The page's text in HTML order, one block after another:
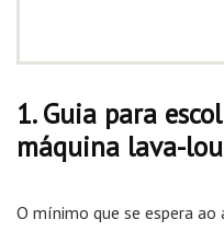
Guia para
máquina lava-
O mínimo que se espera